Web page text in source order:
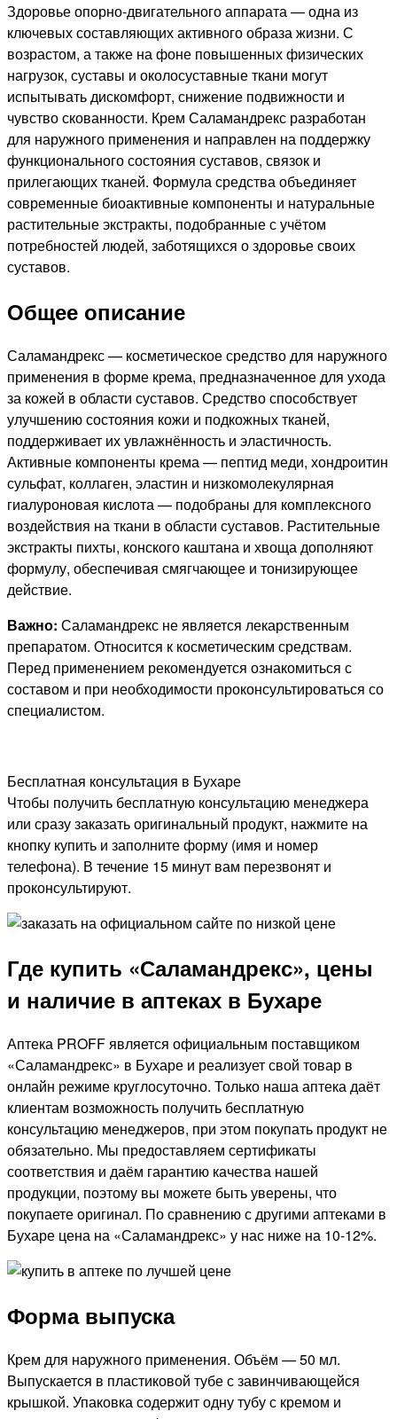
Здоровье опорно-двигательного аппарата — одна из
ключевых составляющих активного образа жизни. С
возрастом, а также на фоне повышенных физических
нагрузок, суставы и околосуставные ткани могут
испытывать дискомфорт, снижение подвижности и
чувство скованности. Крем Саламандрекс разработан
для наружного применения и направлен на поддержку
функционального состояния суставов, связок и
прилегающих тканей. Формула средства объединяет
современные биоактивные компоненты и натуральные
растительные экстракты, подобранные с учётом
потребностей людей, заботящихся о здоровье своих
суставов.
Общее описание
Саламандрекс — косметическое средство для наружного
применения в форме крема, предназначенное для ухода
за кожей в области суставов. Средство способствует
улучшению состояния кожи и подкожных тканей,
поддерживает их увлажнённость и эластичность.
Активные компоненты крема — пептид меди, хондроитин
сульфат, коллаген, эластин и низкомолекулярная
гиалуроновая кислота — подобраны для комплексного
воздействия на ткани в области суставов. Растительные
экстракты пихты, конского каштана и хвоща дополняют
формулу, обеспечивая смягчающее и тонизирующее
действие.
Важно: Саламандрекс не является лекарственным
препаратом. Относится к косметическим средствам.
Перед применением рекомендуется ознакомиться с
составом и при необходимости проконсультироваться со
специалистом.
Бесплатная консультация в Бухаре
Чтобы получить бесплатную консультацию менеджера
или сразу заказать оригинальный продукт, нажмите на
кнопку купить и заполните форму (имя и номер
телефона). В течение 15 минут вам перезвонят и
проконсультируют.
Где купить «Саламандрекс», цены
и наличие в аптеках в Бухаре
Аптека PROFF является официальным поставщиком
«Саламандрекс» в Бухаре и реализует свой товар в
онлайн режиме круглосуточно. Только наша аптека даёт
клиентам возможность получить бесплатную
консультацию менеджеров, при этом покупать продукт не
обязательно. Мы предоставляем сертификаты
соответствия и даём гарантию качества нашей
продукции, поэтому вы можете быть уверены, что
покупаете оригинал. По сравнению с другими аптеками в
Бухаре цена на «Саламандрекс» у нас ниже на 10-12%.
Форма выпуска
Крем для наружного применения. Объём — 50 мл.
Выпускается в пластиковой тубе с завинчивающейся
крышкой. Упаковка содержит одну тубу с кремом и